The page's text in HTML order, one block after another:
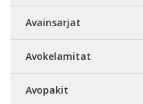
Avainsarjat
Avokelamitat
Avopakit